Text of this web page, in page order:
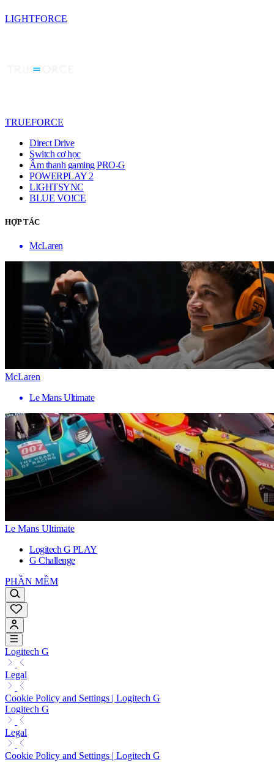
LIGHTFORCE
TRUEFORCE
Direct Drive
Switch cơ học
Âm thanh gaming PRO-G
POWERPLAY 2
LIGHTSYNC
BLUE VO!CE
HỢP TÁC
McLaren
McLaren
Le Mans Ultimate
Le Mans Ultimate
Logitech G PLAY
G Challenge
PHẦN MỀM
Logitech G
Legal
Cookie Policy and Settings | Logitech G
Logitech G
Legal
Cookie Policy and Settings | Logitech G